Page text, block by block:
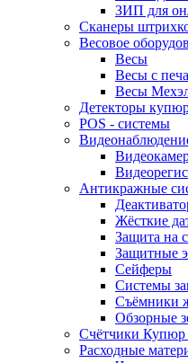
ЗИП для
Сканеры
Весовое
Весы
Весы с
Весы
Детекторы
POS - системы
Антикражные
Жёсткие
Защита на
Защитные
Сейферы
Системы
Съёмники
Обзорные
Счётчики Купюр
Расходные